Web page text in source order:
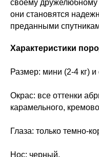
своему дружелюбному
они становятся
преданными
Характеристики
Размер: мини (2-4 кг) и
Окрас: все оттенки
карамельного,
Глаза: только темно-
Нос: черный.